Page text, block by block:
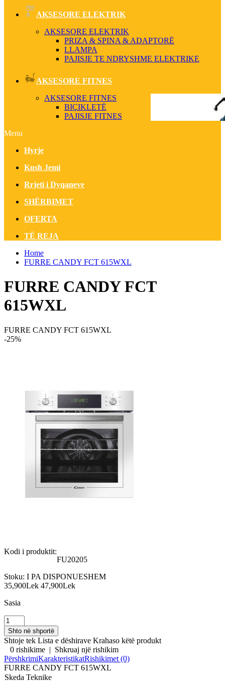
AKSESORE ELEKTRIK
AKSESORE ELEKTRIK
PRIZA & SPINA & ADAPTORË
LLAMPA
PAJISJE TE NDRYSHME ELEKTRIKE
AKSESORE FITNES
AKSESORE FITNES
BIÇIKLETË
PAJISJE FITNES
Menu
Hyrje
Kush Jemi
Rrjeti i Dyqaneve
SHËRBIMET
OFERTA
TË REJA
Home
FURRE CANDY FCT 615WXL
FURRE CANDY FCT
615WXL
FURRE CANDY FCT 615WXL
-25%
Kodi i produktit:
FU20205
Stoku: I PA DISPONUESHEM
35,900Lek 47,900Lek
Sasia
Shtoje tek Lista e dëshirave Krahaso këtë produkt
0 rishikime | Shkruaj një rishikim
PërshkrimiKarakteristikatRishikimet (0)
FURRE CANDY FCT 615WXL
Skeda Teknike